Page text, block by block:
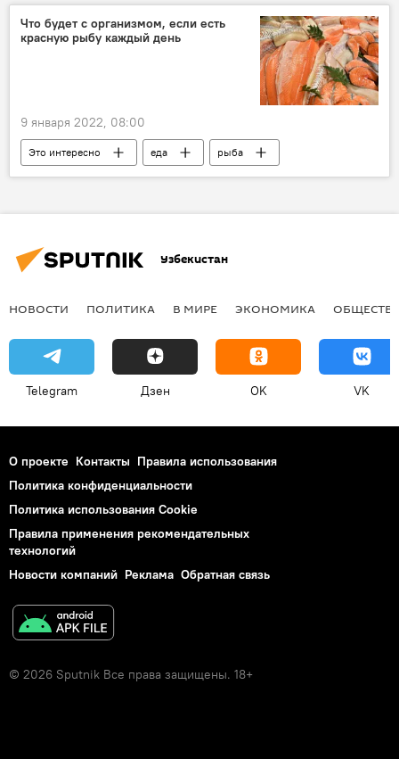
Что будет с организмом, если есть
красную рыбу каждый день
9 января 2022, 08:00
Это интересно еда
рыба
диета
Узбекистан
НОВОСТИ ПОЛИТИКА В МИРЕ ЭКОНОМИКА
Telegram Дзен OK VK
О проекте Контакты Правила использования
Политика конфиденциальности
Политика использования Cookie
Правила применения рекомендательных
технологий
Новости компаний Реклама Обратная связь
© 2026 Sputnik Все права защищены. 18+